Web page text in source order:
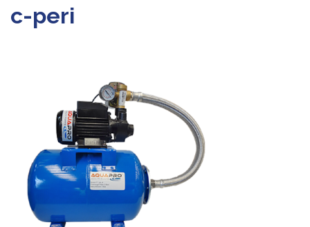
c-peri